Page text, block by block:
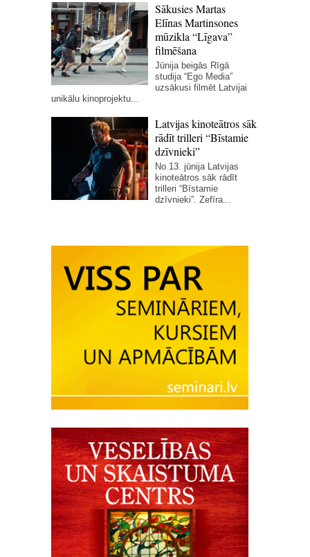
Sākusies Martas
Elīnas Martinsones
mūzikla “Līgava”
filmēšana
Jūnija beigās Rīgā
studija “Ego Media”
uzsākusi filmēt Latvijai
unikālu kinoprojektu...
Latvijas kinoteātros sāk
rādīt trilleri “Bīstamie
dzīvnieki”
No 13. jūnija Latvijas
kinoteātros sāk rādīt
trilleri “Bīstamie
dzīvnieki”. Zefīra...